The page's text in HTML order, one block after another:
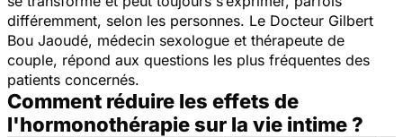
différemment, selon les personnes. Le Docteur Gilbert
Bou Jaoudé, médecin sexologue et thérapeute de
couple, répond aux questions les plus fréquentes des
patients concernés.
Comment réduire les effets de
l'hormonothérapie sur la vie intime ?